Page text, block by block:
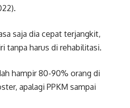
saja dia cepat terjangkit,
tanpa harus di rehabilitasi.
hampir 80-90% orang di
apalagi PPKM sampai